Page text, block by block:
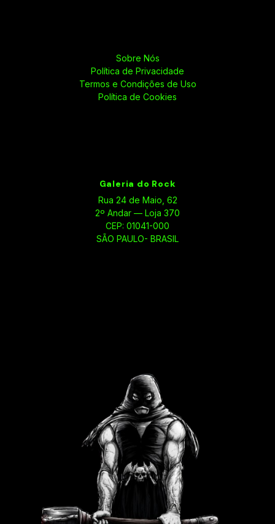
Sobre Nós
Política de Privacidade
Termos e Condições de Uso
Política de Cookies
Galeria do Rock
Rua 24 de Maio, 62
2º Andar — Loja 370
CEP: 01041-000
SÃO PAULO- BRASIL